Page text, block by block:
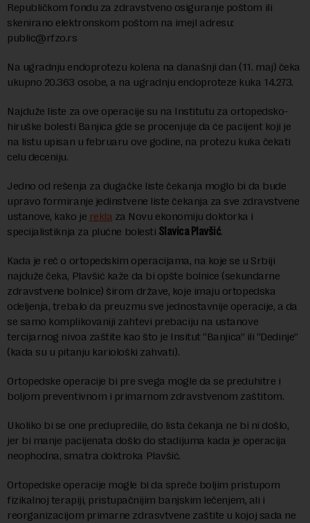
Republičkom fondu za zdravstveno osiguranje poštom ili
skenirano elektronskom poštom na imejl adresu:
public@rfzo.rs
Na ugradnju endoprotezu kolena na današnji dan (11. maj) čeka
ukupno 20.363 osobe, a na ugradnju endoproteze kuka 14.273.
Najduže liste za ove operacije su na Institutu za ortopedsko-
hiruške bolesti Banjica gde se procenjuje da će pacijent koji je
na listu upisan u februaru ove godine, na protezu kuka čekati
celu deceniju.
Jedno od rešenja za dugačke liste čekanja moglo bi da bude
upravo formiranje jedinstvene liste čekanja za sve zdravstvene
ustanove, kako je rekla za Novu ekonomiju doktorka i
specijalistiknja za plućne bolesti Slavica Plavšić.
Kada je reč o ortopedskim operacijama, na koje se u Srbiji
najduže čeka, Plavšić kaže da bi opšte bolnice (sekundarne
zdravstvene bolnice) širom države, koje imaju ortopedska
odeljenja, trebalo da preuzmu sve jednostavnije operacije, a da
se samo komplikovaniji zahtevi prebaciju na ustanove
tercijarnog nivoa zaštite kao što je Insitut “Banjica” ili “Dedinje”
(kada su u pitanju kariološki zahvati).
Ortopedske operacije bi pre svega mogle da se preduhitre i
boljom preventivnom i primarnom zdravstvenom zaštitom.
Ukoliko bi se one predupredile, do lista čekanja ne bi ni došlo,
jer bi manje pacijenata došlo do stadijuma kada je operacija
neophodna, smatra doktroka Plavšić.
Ortopedske operacije mogle bi da spreče boljim pristupom
fizikalnoj terapiji, pristupačnijim banjskim lečenjem, ali i
reorganizacijom primarne zdrasvtvene zaštite u kojoj sada ne